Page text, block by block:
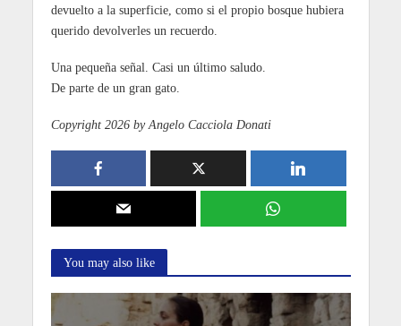
devuelto a la superficie, como si el propio bosque hubiera
querido devolverles un recuerdo.
Una pequeña señal. Casi un último saludo.
De parte de un gran gato.
Copyright 2026 by Angelo Cacciola Donati
You may also like